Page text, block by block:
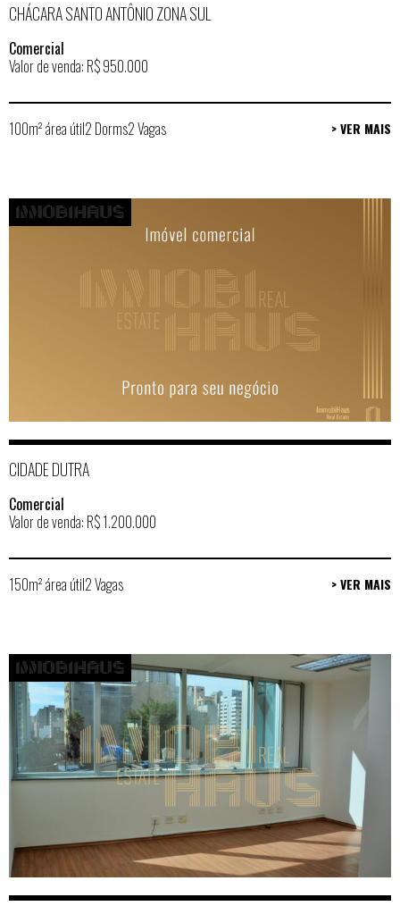
CHÁCARA SANTO ANTÔNIO ZONA SUL
Comercial
Valor de venda: R$ 950.000
100m² área útil2 Dorms2 Vagas > VER MAIS
CIDADE DUTRA
Comercial
Valor de venda: R$ 1.200.000
150m² área útil2 Vagas > VER MAIS